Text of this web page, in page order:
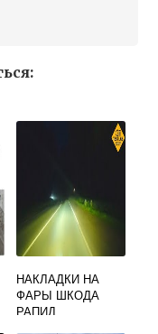
НАКЛАДКИ НА
ФАРЫ ШКОДА
РАПИД